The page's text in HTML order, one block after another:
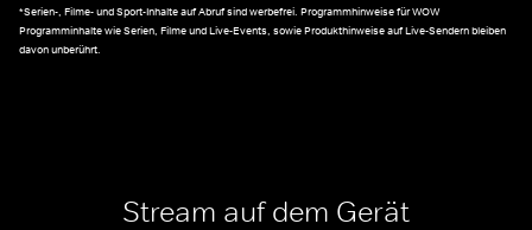
*Serien-, Filme- und Sport-Inhalte auf Abruf sind werbefrei. Programmhinweise für WOW
Programminhalte wie Serien, Filme und Live-Events, sowie Produkthinweise auf Live-Sendern bleiben
davon unberührt.
Stream auf dem Gerät